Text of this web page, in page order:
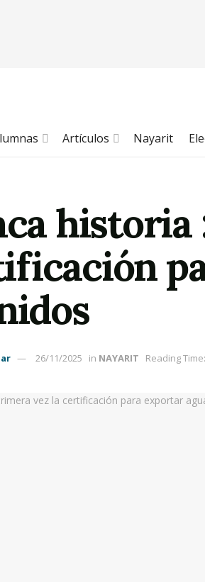
Artículos Nayarit
26/11/2025 in NAYARIT Reading